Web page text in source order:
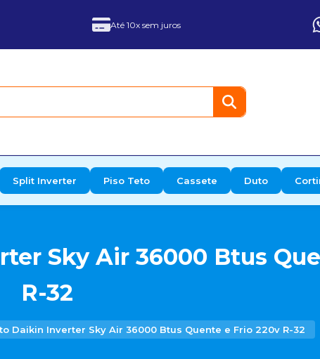
Até 10x sem juros
Split Inverter Piso Teto Cassete Duto
Sky Air 36000 Btus
R-32
Daikin Inverter Sky Air 36000 Btus Quente e Frio 220v R-32